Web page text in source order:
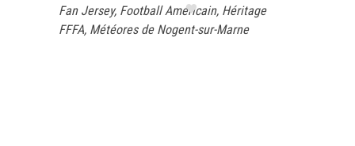
Fan Jersey, Football Américain, Héritage
FFFA, Météores de Nogent-sur-Marne